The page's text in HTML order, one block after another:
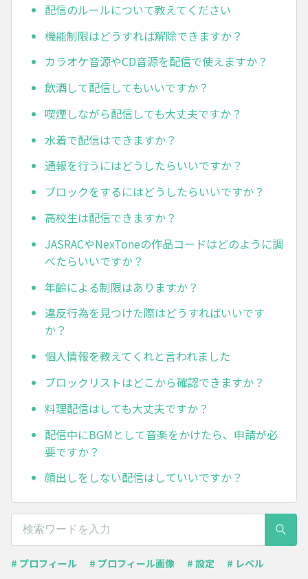
配信のルールについて教えてください
機能制限はどうすれば解除できますか？
カラオケ音源やCD音源を配信で使えますか？
飲酒して配信してもいいですか？
喫煙しながら配信しても大丈夫ですか？
水着で配信はできますか？
通報を行うにはどうしたらいいですか？
ブロックをするにはどうしたらいいですか？
高校生は配信できますか？
JASRACやNexToneの作品コードはどのように調
べたらいいですか？
年齢による制限はありますか？
違反行為を見つけた際はどうすればいいです
か？
個人情報を教えてくれと言われました
ブロックリストはどこから確認できますか？
料理配信はしても大丈夫ですか？
配信中にBGMとして音楽をかけたら、申請が必
要ですか？
顔出しをしない配信はしていいですか？
# プロフィール # プロフィール画像 # 設定 # レベル